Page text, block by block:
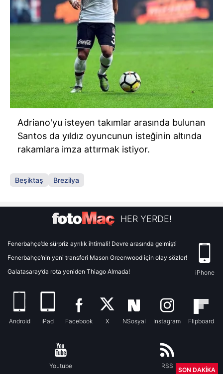
Adriano'yu isteyen takımlar arasında bulunan
Santos da yıldız oyuncunun isteğinin altında
rakamlara imza attırmak istiyor.
Beşiktaş Brezilya
HER YERDE!
Fenerbahçe’de sürpriz ayrılık ihtimali! Devre arasında gelmişti
Fenerbahçe’nin yeni transferi Mason Greenwood için olay sözler!
Galatasaray’da rota yeniden Thiago Almada!
iPhone
Android iPad Facebook X NSosyal Instagram Flipboard
Youtube RSS
SON DAKİKA